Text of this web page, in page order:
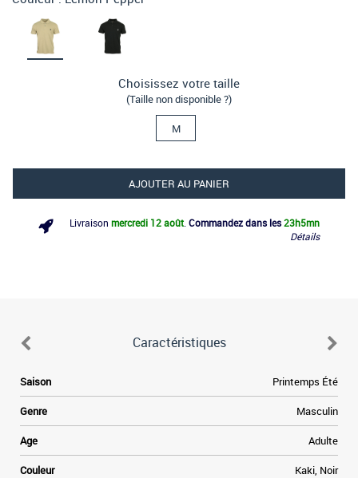
Choisissez votre taille
(Taille non disponible ?)
M
AJOUTER AU PANIER
Livraison mercredi 12 août Commandez dans les23h5mn
Détails
Caractéristiques
Saison Printemps Été
Genre Masculin
Age Adulte
Couleur Kaki, Noir